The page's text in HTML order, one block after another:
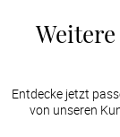
Entdecke jetzt
von unseren